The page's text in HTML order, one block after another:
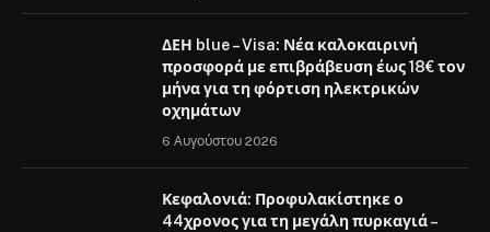
ΔΕΗ blue – Visa: Νέα καλοκαιρινή
προσφορά με επιβράβευση έως 18€ τον
μήνα για τη φόρτιση ηλεκτρικών
οχημάτων
6 Αυγούστου 2026
Κεφαλονιά: Προφυλακίστηκε ο
44χρονος για τη μεγάλη πυρκαγιά –